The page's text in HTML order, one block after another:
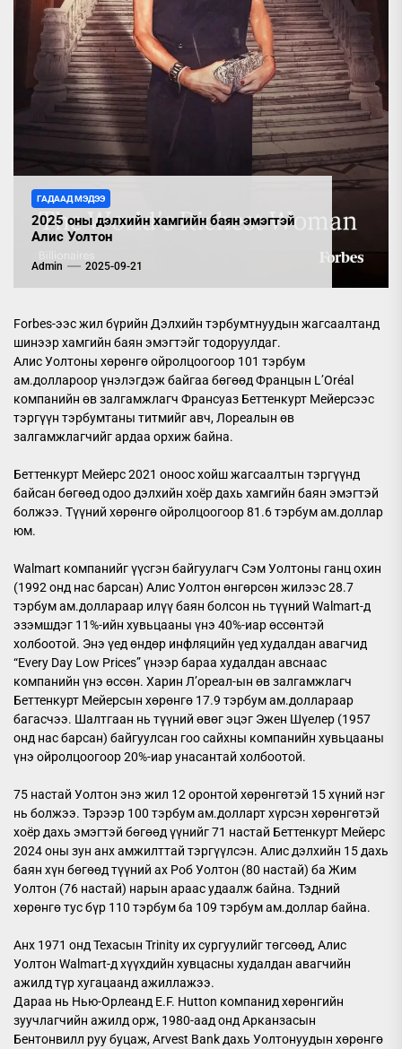
ГАДААД МЭДЭЭ
2025 оны дэлхийн хамгийн баян эмэгтэй
Алис Уолтон
Admin 2025-09-21
Forbes-ээс жил бүрийн Дэлхийн тэрбумтнуудын жагсаалтанд
шинээр хамгийн баян эмэгтэйг тодоруулдаг.
Алис Уолтоны хөрөнгө ойролцоогоор 101 тэрбум
ам.доллароор үнэлэгдэж байгаа бөгөөд Францын L’Oréal
компанийн өв залгамжлагч Франсуаз Беттенкурт Мейерсээс
тэргүүн тэрбумтаны титмийг авч, Лореалын өв
залгамжлагчийг ардаа орхиж байна.
Беттенкурт Мейерс 2021 оноос хойш жагсаалтын тэргүүнд
байсан бөгөөд одоо дэлхийн хоёр дахь хамгийн баян эмэгтэй
болжээ. Түүний хөрөнгө ойролцоогоор 81.6 тэрбум ам.доллар
юм.
Walmart компанийг үүсгэн байгуулагч Сэм Уолтоны ганц охин
(1992 онд нас барсан) Алис Уолтон өнгөрсөн жилээс 28.7
тэрбум ам.доллараар илүү баян болсон нь түүний Walmart-д
эзэмшдэг 11%-ийн хувьцааны үнэ 40%-иар өссөнтэй
холбоотой. Энэ үед өндөр инфляцийн үед худалдан авагчид
“Every Day Low Prices” үнээр бараа худалдан авснаас
компанийн үнэ өссөн. Харин Л’ореал-ын өв залгамжлагч
Беттенкурт Мейерсын хөрөнгө 17.9 тэрбум ам.доллараар
багасчээ. Шалтгаан нь түүний өвөг эцэг Эжен Шүелер (1957
онд нас барсан) байгуулсан гоо сайхны компанийн хувьцааны
үнэ ойролцоогоор 20%-иар унасантай холбоотой.
75 настай Уолтон энэ жил 12 оронтой хөрөнгөтэй 15 хүний нэг
нь болжээ. Тэрээр 100 тэрбум ам.долларт хүрсэн хөрөнгөтэй
хоёр дахь эмэгтэй бөгөөд үүнийг 71 настай Беттенкурт Мейерс
2024 оны зун анх амжилттай тэргүүлсэн. Алис дэлхийн 15 дахь
баян хүн бөгөөд түүний ах Роб Уолтон (80 настай) ба Жим
Уолтон (76 настай) нарын араас удаалж байна. Тэдний
хөрөнгө тус бүр 110 тэрбум ба 109 тэрбум ам.доллар байна.
Анх 1971 онд Техасын Trinity их сургуулийг төгсөөд, Алис
Уолтон Walmart-д хүүхдийн хувцасны худалдан авагчийн
ажилд түр хугацаанд ажиллажээ.
Дараа нь Нью-Орлеанд E.F. Hutton компанид хөрөнгийн
зуучлагчийн ажилд орж, 1980-аад онд Арканзасын
Бентонвилл руу буцаж, Arvest Bank дахь Уолтонуудын хөрөнгө